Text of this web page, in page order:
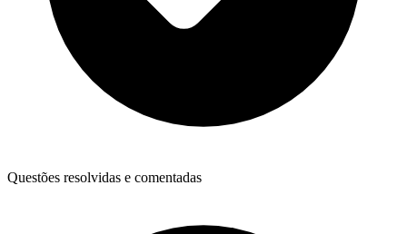
Questões resolvidas e comentadas